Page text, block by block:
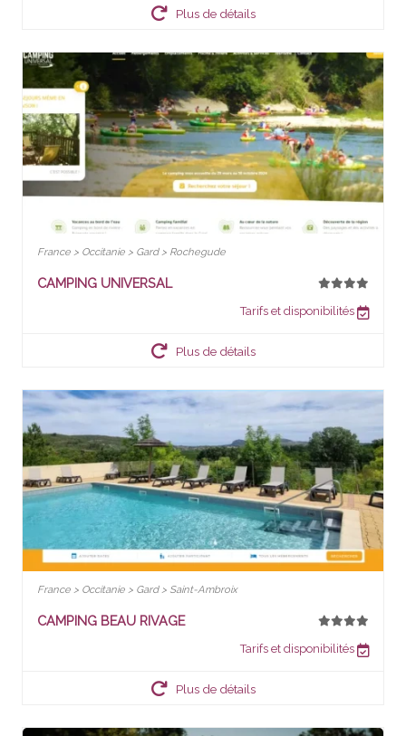
Plus de détails
France > Occitanie > Gard > Rochegude
CAMPING UNIVERSAL
Tarifs et disponibilités
Plus de détails
France > Occitanie > Gard > Saint-Ambroix
CAMPING BEAU RIVAGE
Tarifs et disponibilités
Plus de détails